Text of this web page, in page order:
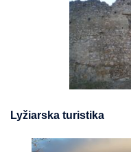
Lyžiarska turistika